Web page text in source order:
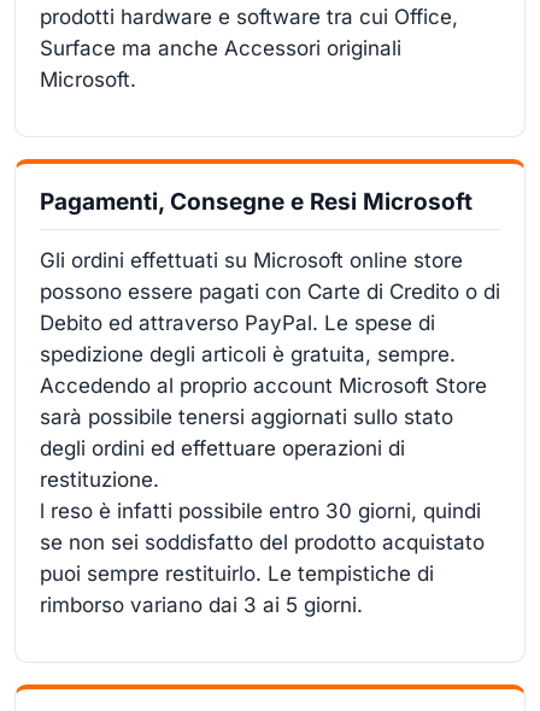
prodotti hardware e software tra cui Office,
Surface ma anche Accessori originali
Microsoft.
Pagamenti, Consegne e Resi Microsoft
Gli ordini effettuati su Microsoft online store
possono essere pagati con Carte di Credito o di
Debito ed attraverso PayPal. Le spese di
spedizione degli articoli è gratuita, sempre.
Accedendo al proprio account Microsoft Store
sarà possibile tenersi aggiornati sullo stato
degli ordini ed effettuare operazioni di
restituzione.
l reso è infatti possibile entro 30 giorni, quindi
se non sei soddisfatto del prodotto acquistato
puoi sempre restituirlo. Le tempistiche di
rimborso variano dai 3 ai 5 giorni.